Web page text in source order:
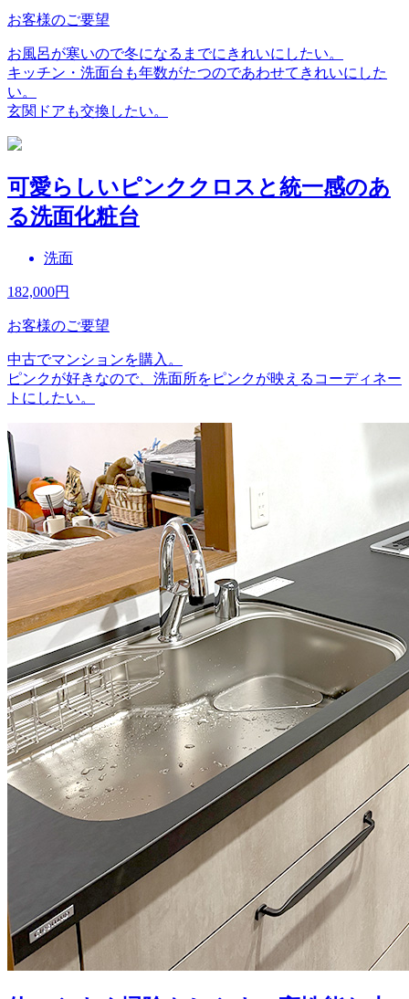
お客様のご要望
お風呂が寒いので冬になるまでにきれいにしたい。
キッチン・洗面台も年数がたつのであわせてきれいにした
い。
玄関ドアも交換したい。
可愛らしいピンククロスと統一感のあ
る洗面化粧台
洗面
182,000円
お客様のご要望
中古でマンションを購入。
ピンクが好きなので、洗面所をピンクが映えるコーディネー
トにしたい。